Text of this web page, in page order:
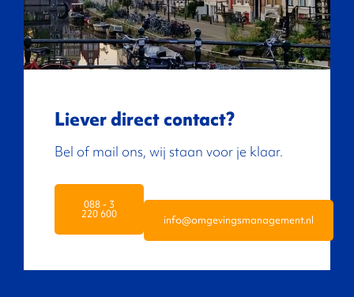
Liever direct contact?
Bel of mail ons, wij staan voor je klaar.
088 - 3
220 600 info@omgevingsmanagement.nl